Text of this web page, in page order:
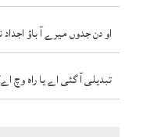
او دن جدوں میرے آ باؤ اجداد
تبدیلی آ گئی اے یا راہ وچ